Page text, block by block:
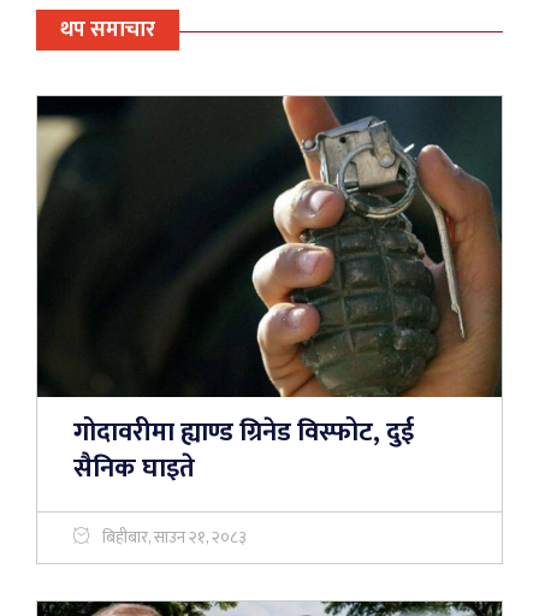
थप समाचार
गोदावरीमा ह्याण्ड ग्रिनेड विस्फोट, दुई
सैनिक घाइते
बिहीबार, साउन २१, २०८३